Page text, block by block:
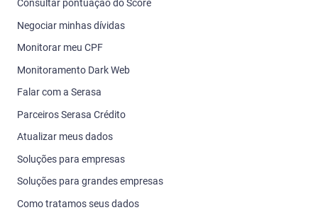
Consultar pontuação do Score
Negociar minhas dívidas
Monitorar meu CPF
Monitoramento Dark Web
Falar com a Serasa
Parceiros Serasa Crédito
Atualizar meus dados
Soluções para empresas
Soluções para grandes empresas
Como tratamos seus dados